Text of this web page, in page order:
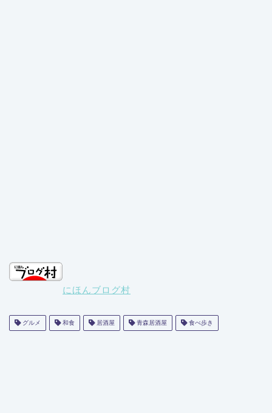
にほんブログ村
グルメ 和食 居酒屋 青森居酒屋 食べ歩き